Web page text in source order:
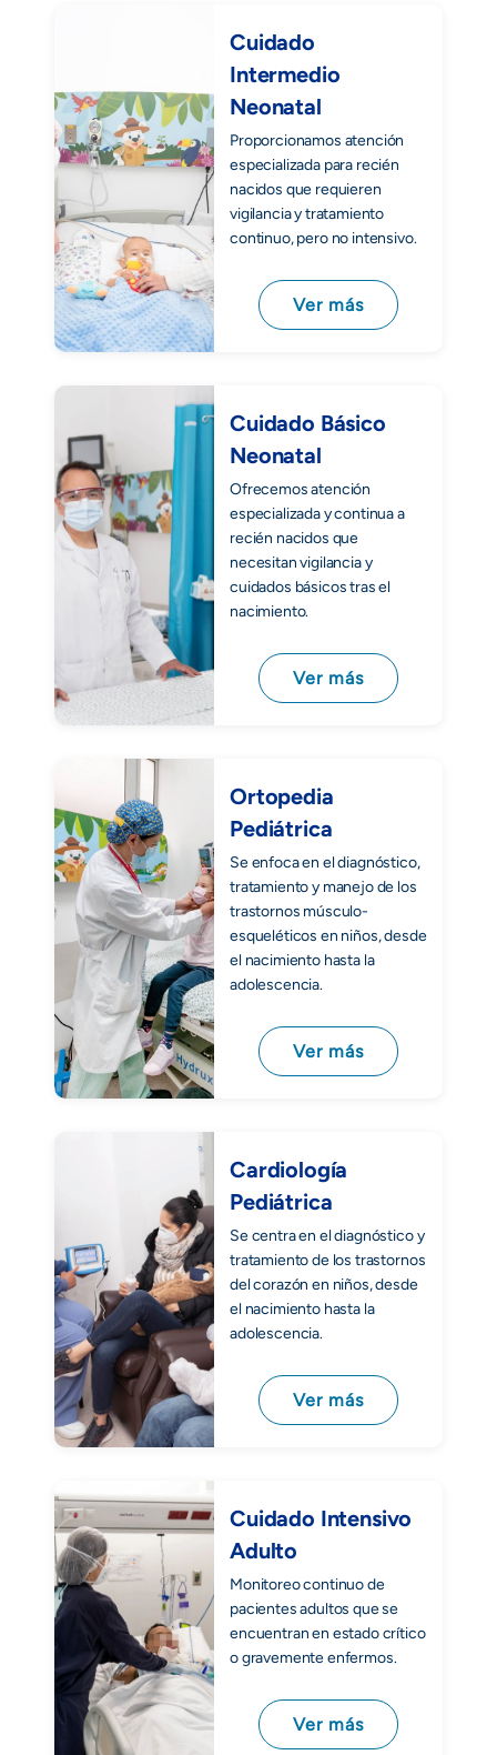
Cuidado
Intermedio
Neonatal
Proporcionamos atención
especializada para recién
nacidos que requieren
vigilancia y tratamiento
continuo, pero no intensivo.
Ver más
Cuidado Básico
Neonatal
Ofrecemos atención
especializada y continua a
recién nacidos que
necesitan vigilancia y
cuidados básicos tras el
nacimiento.
Ver más
Ortopedia
Pediátrica
Se enfoca en el diagnóstico,
tratamiento y manejo de los
trastornos músculo-
esqueléticos en niños, desde
el nacimiento hasta la
adolescencia.
Ver más
Cardiología
Pediátrica
Se centra en el diagnóstico y
tratamiento de los trastornos
del corazón en niños, desde
el nacimiento hasta la
adolescencia.
Ver más
Cuidado Intensivo
Adulto
Monitoreo continuo de
pacientes adultos que se
encuentran en estado crítico
o gravemente enfermos.
Ver más